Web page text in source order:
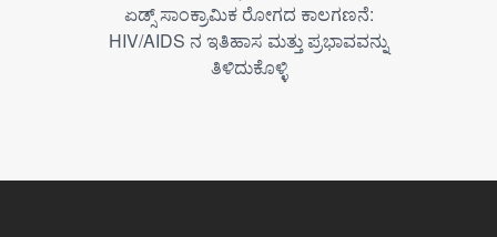
ಏಡ್ಸ್ ಸಾಂಕ್ರಾಮಿಕ ರೋಗದ ಕಾಲಗಣನೆ:
HIV/AIDS ನ ಇತಿಹಾಸ ಮತ್ತು ಪ್ರಭಾವವನ್ನು
ತಿಳಿದುಕೊಳ್ಳಿ